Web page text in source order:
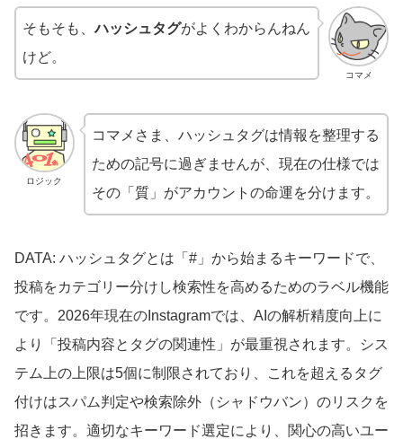
コマメ
そもそも、ハッシュタグがよくわからんねん
けど。
ロジック
コマメさま、ハッシュタグは情報を整理する
ための記号に過ぎませんが、現在の仕様では
その「質」がアカウントの命運を分けます。
DATA: ハッシュタグとは「#」から始まるキーワードで、
投稿をカテゴリー分けし検索性を高めるためのラベル機能
です。2026年現在のInstagramでは、AIの解析精度向上に
より「投稿内容とタグの関連性」が最重視されます。シス
テム上の上限は5個に制限されており、これを超えるタグ
付けはスパム判定や検索除外（シャドウバン）のリスクを
招きます。適切なキーワード選定により、関心の高いユー